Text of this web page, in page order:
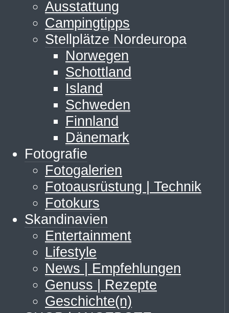
Ausstattung
Campingtipps
Stellplätze Nordeuropa
Norwegen
Schottland
Island
Schweden
Finnland
Dänemark
Fotografie
Fotogalerien
Fotoausrüstung | Technik
Fotokurs
Skandinavien
Entertainment
Lifestyle
News | Empfehlungen
Genuss | Rezepte
Geschichte(n)